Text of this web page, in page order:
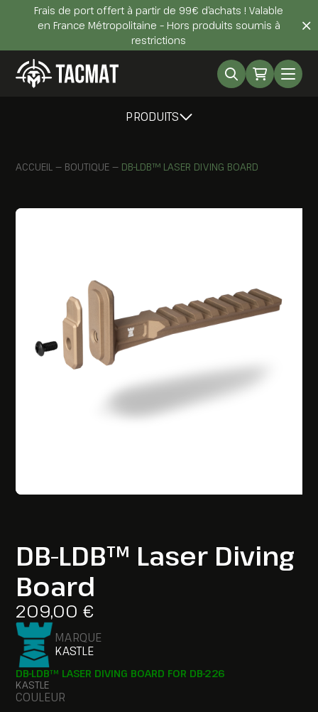
Frais de port offert à partir de 99€ d’achats ! Valable
en France Métropolitaine – Hors produits soumis à
restrictions
PRODUITS
ACCUEIL — BOUTIQUE — DB-LDB™ LASER DIVING BOARD
DB-LDB™ Laser Diving
Board
209,00 €
MARQUE
KASTLE
DB-LDB™ LASER DIVING BOARD FOR DB-226
KASTLE
COULEUR